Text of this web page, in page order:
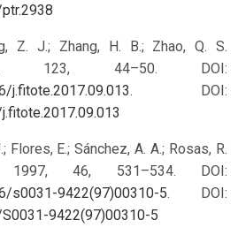
Z. J.; Zhang, H. B.; Zhao, Q. S.
123, 44–50. DOI:
j.fitote.2017.09.013. DOI:
Flores, E.; Sánchez, A. A.; Rosas, R.
1997, 46, 531–534. DOI:
s0031-9422(97)00310-5. DOI:
9422(97)00310-5